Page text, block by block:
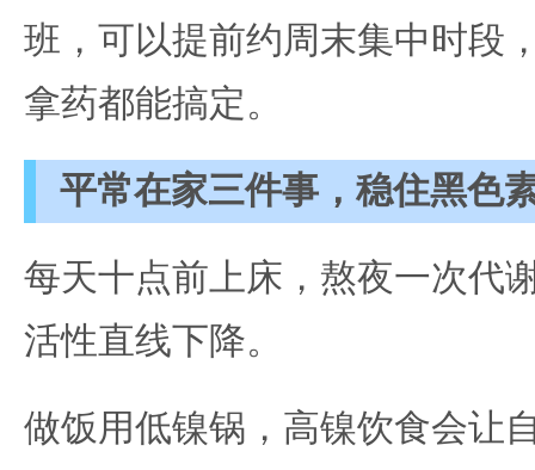
班，可以提前约周末集中时段
拿药都能搞定。
平常在家三件事，稳住黑色
每天十点前上床，熬夜一次代
活性直线下降。
做饭用低镍锅，高镍饮食会让